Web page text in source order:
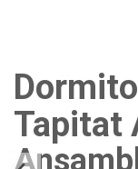
Tapitat